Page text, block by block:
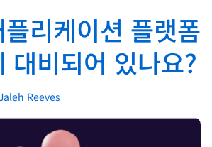
리케이션 플랫폼
대비되어 있나요?
Reeves